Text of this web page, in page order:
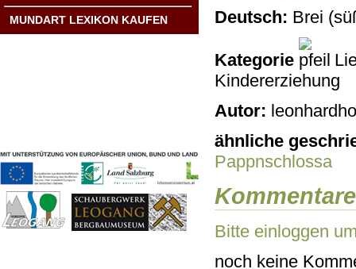
MUNDART LEXIKON KAUFEN Deutsch: Brei
Kategorie
Kindererziehung
Autor:
ähnliche
Pappnschlossa
Kommentare
Bitte einloggen
noch keine